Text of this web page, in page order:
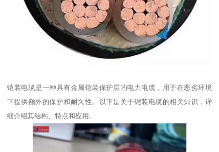
铠装电缆是一种具有金属铠装保护层的电力电缆，用于在恶劣环境
下提供额外的保护和耐久性。以下是关于铠装电缆的相关知识，详
细介绍其结构、特点和应用。